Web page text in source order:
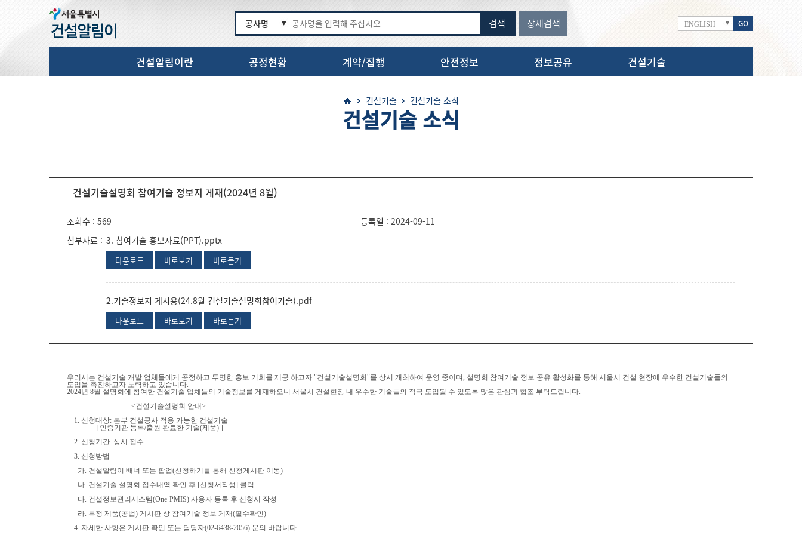
공사명 검색 상세검색 ENGLISH GO
건설알림이란 공정현황 계약/집행 안전정보 정보공유
건설기술
건설기술 건설기술 소식
건설기술 소식
건설기술설명회 참여기술 정보지 게재(2024년 8월)
조회수 : 569 등록일 : 2024-09-11
첨부자료 : 3. 참여기술 홍보자료(PPT).pptx
다운로드 바로보기 바로듣기
2.기술정보지 게시용(24.8월 건설기술설명회참여기술).pdf
다운로드 바로보기 바로듣기
우리시는 건설기술 개발 업체들에게 공정하고 투명한 홍보 기회를 제공 하고자 "건설기술설명회"를 상시 개최하여 운영 중이며, 설명회 참여기술 정보 공유 활성화를 통해 서울시 건설 현장에 우수한 건설기술들의
도입을 촉진하고자 노력하고 있습니다.
2024년 8월 설명회에 참여한 건설기술 업체들의 기술정보를 게재하오니 서울시 건설현장 내 우수한 기술들의 적극 도입될 수 있도록 많은 관심과 협조 부탁드립니다.
<건설기술설명회 안내>
1. 신청대상: 본부 건설공사 적용 가능한 건설기술
[인증기관 등록/출원 완료한 기술(제품) ]
2. 신청기간: 상시 접수
3. 신청방법
가. 건설알림이 배너 또는 팝업(신청하기를 통해 신청게시판 이동)
나. 건설기술 설명회 접수내역 확인 후 [신청서작성] 클릭
다. 건설정보관리시스템(One-PMIS) 사용자 등록 후 신청서 작성
라. 특정 제품(공법) 게시판 상 참여기술 정보 게재(필수확인)
4. 자세한 사항은 게시판 확인 또는 담당자(02-6438-2056) 문의 바랍니다.